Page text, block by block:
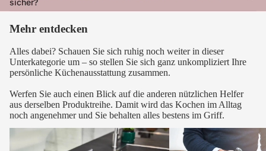
Mehr entdecken
Alles dabei? Schauen Sie sich ruhig noch weiter in dieser
Unterkategorie um – so stellen Sie sich ganz unkompliziert Ihre
persönliche Küchenausstattung zusammen.
Werfen Sie auch einen Blick auf die anderen nützlichen Helfer
aus derselben Produktreihe. Damit wird das Kochen im Alltag
noch angenehmer und Sie behalten alles bestens im Griff.
Ergonomische Messer
Brotmesser